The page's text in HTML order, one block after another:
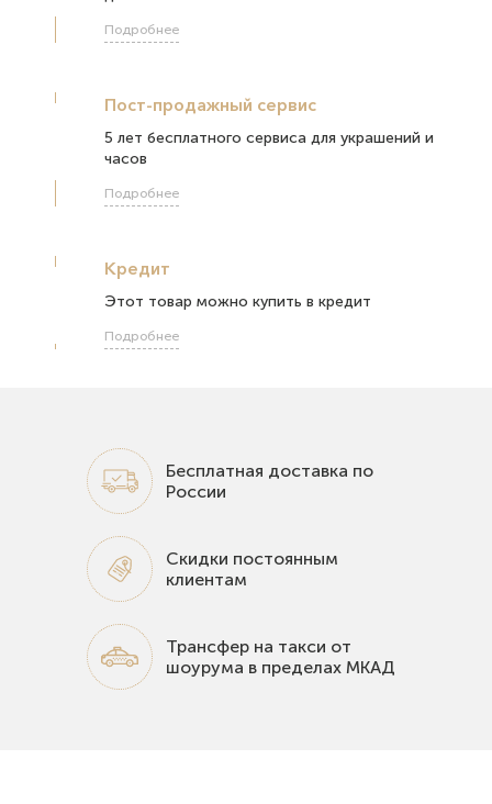
Подробнее
Пост-продажный сервис
5 лет бесплатного сервиса для украшений и
часов
Подробнее
Кредит
Этот товар можно купить в кредит
Подробнее
Бесплатная доставка по
России
Скидки постоянным
клиентам
Трансфер на такси от
шоурума в пределах МКАД